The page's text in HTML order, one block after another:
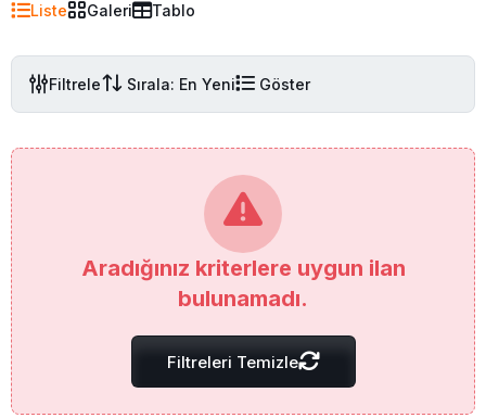
Liste Galeri Tablo
Filtrele Sırala: En Yeni Göster
Aradığınız kriterlere uygun ilan
bulunamadı.
Filtreleri Temizle